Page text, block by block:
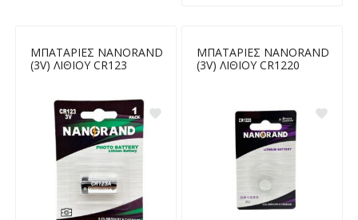
ΜΠΑΤΑΡΙΕΣ NANORAND
(3V) ΛΙΘΙΟΥ CR123
ΜΠΑΤΑΡΙΕΣ NANORAND
(3V) ΛΙΘΙΟΥ CR1220